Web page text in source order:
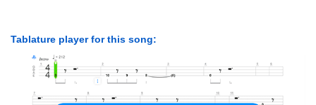
Tablature player for this song: